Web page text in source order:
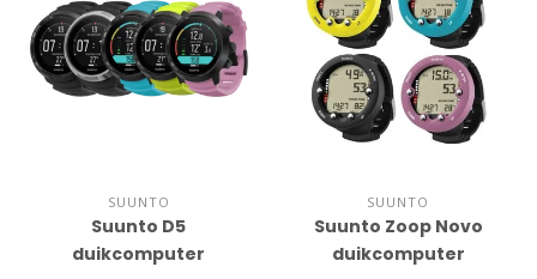
SUUNTO
Suunto D5
duikcomputer
SUUNTO
Suunto Zoop Novo
duikcomputer